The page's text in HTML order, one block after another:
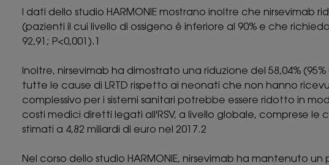
I dati dello studio HARMONIE mostrano inoltre che nirsevimab
(pazienti il cui livello di ossigeno è inferiore al 90% e che
92,91; P<0,001).1
Inoltre, nirsevimab ha dimostrato una riduzione del 58,04%
tutte le cause di LRTD rispetto ai neonati che non hanno
complessivo per i sistemi sanitari potrebbe essere ridotto in
costi medici diretti legati all'RSV, a livello globale, comprese
stimati a 4,82 miliardi di euro nel 2017.2
Nel corso dello studio HARMONIE, nirsevimab ha mantenuto